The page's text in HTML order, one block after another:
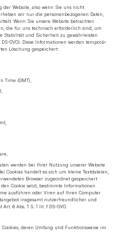
der Website, also wenn Sie uns nicht
wir nur die personenbezogenen Daten,
Wenn Sie unsere Website betrachten
die für uns technisch erforderlich sind, um
Stabilität und Sicherheit zu gewährleisten
GVO). Diese Informationen werden temporär
Löschung gespeichert:
Time (GMT),
werden bei Ihrer Nutzung unserer Website
Cookies handelt es sich um kleine Textdateien,
Browser zugeordnet gespeichert
Cookie setzt, bestimmte Informationen
ausführen oder Viren auf Ihren Computer
insgesamt nutzerfreundlicher und
6 Abs. 1 S. 1 lit. f DS-GVO.
deren Umfang und Funktionsweise im